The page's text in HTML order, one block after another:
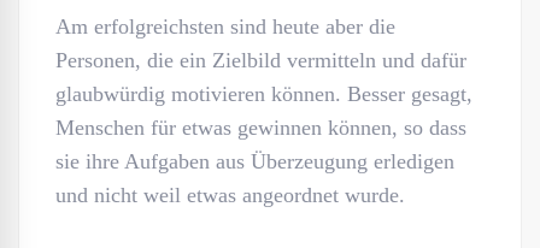
Am erfolgreichsten sind heute aber die
Personen, die ein Zielbild vermitteln und dafür
glaubwürdig motivieren können. Besser gesagt,
Menschen für etwas gewinnen können, so dass
sie ihre Aufgaben aus Überzeugung erledigen
und nicht weil etwas angeordnet wurde.